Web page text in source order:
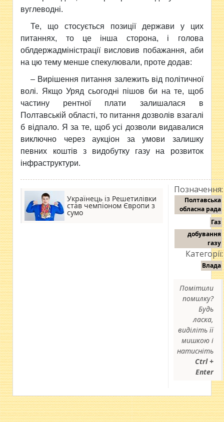
вуглеводні.
Те, що стосується позиції держави у цих
питаннях, то це інша сторона, і голова
облдержадміністрації висловив побажання, аби
на цю тему менше спекулювали, проте додав:
– Вирішення питання залежить від політичної
волі. Якщо Уряд сьогодні пішов би на те, щоб
частину рентної плати залишалася в
Полтавській області, то питання дозволів взагалі
б відпало. Я за те, щоб усі дозволи видавалися
виключно через аукціон за умови залишку
певних коштів з видобутку газу на розвиток
інфраструктури.
Українець із Решетилівки
став чемпіоном Європи з
сумо
Позначення:
Полтавська
обласна рада
Газ
добування
газу
Категорії:
Влада
Помітили
помилку?
Будь
ласка,
виділіть її
мишкою і
натисніть
Ctrl +
Enter